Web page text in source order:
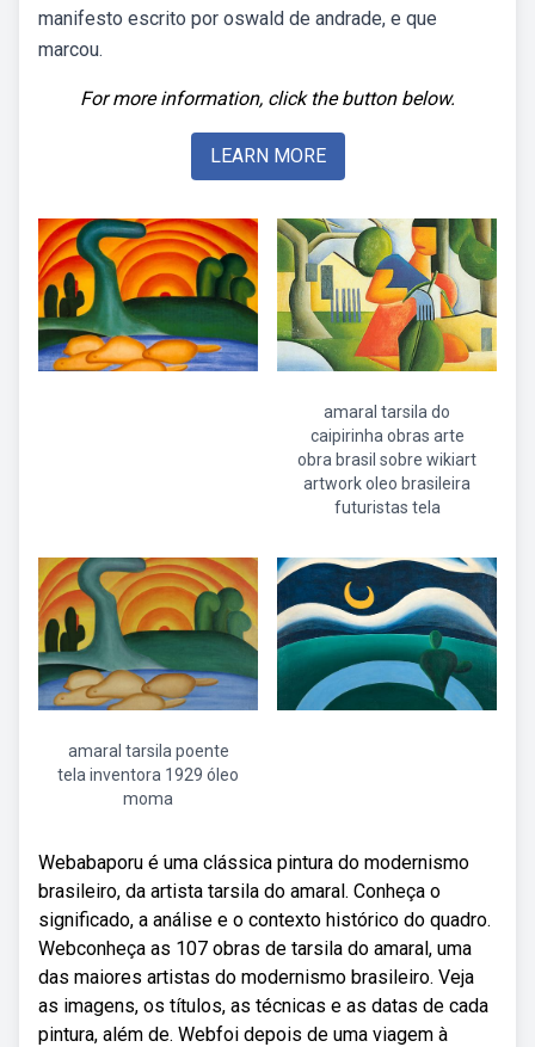
manifesto escrito por oswald de andrade, e que
marcou.
For more information, click the button below.
LEARN MORE
amaral tarsila do
caipirinha obras arte
obra brasil sobre wikiart
artwork oleo brasileira
futuristas tela
amaral tarsila poente
tela inventora 1929 óleo
moma
Webabaporu é uma clássica pintura do modernismo
brasileiro, da artista tarsila do amaral. Conheça o
significado, a análise e o contexto histórico do quadro.
Webconheça as 107 obras de tarsila do amaral, uma
das maiores artistas do modernismo brasileiro. Veja
as imagens, os títulos, as técnicas e as datas de cada
pintura, além de. Webfoi depois de uma viagem à